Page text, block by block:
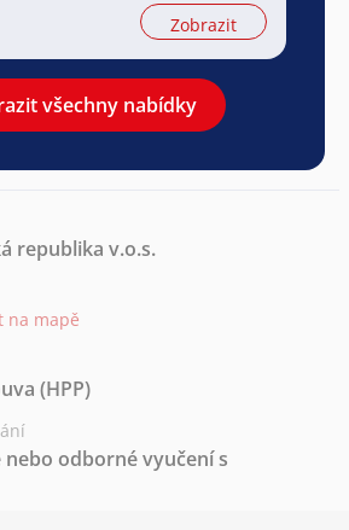
Zobrazit
všechny nabídky
republika v.o.s.
na mapě
(HPP)
odborné vyučení s